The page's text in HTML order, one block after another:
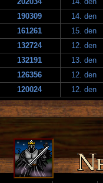
190309
14. den
161261
15. den
132724
12. den
132191
13. den
126356
12. den
120024 12. den